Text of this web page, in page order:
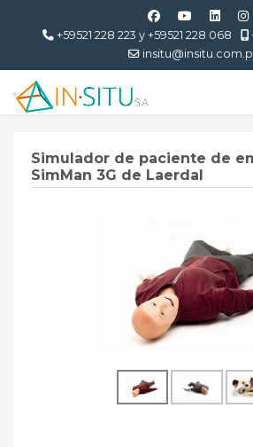
+59521 228 223 y +59521 228 068
Simulador de paciente de
SimMan 3G de Laerdal